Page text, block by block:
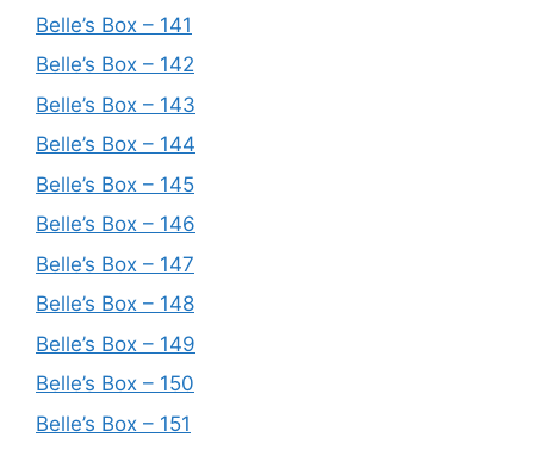
Belle’s Box – 141
Belle’s Box – 142
Belle’s Box – 143
Belle’s Box – 144
Belle’s Box – 145
Belle’s Box – 146
Belle’s Box – 147
Belle’s Box – 148
Belle’s Box – 149
Belle’s Box – 150
Belle’s Box – 151